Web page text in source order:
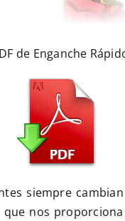
de Enganche
siempre
nos